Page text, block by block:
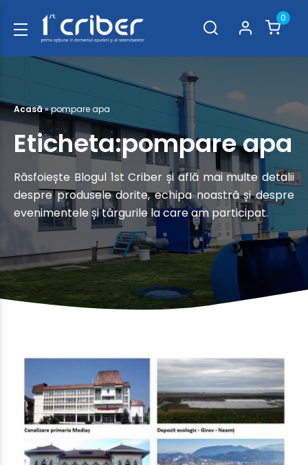
0
Acasă»pompare apa
Eticheta:pompare apa
Răsfoiește Blogul 1st Criber și află mai multe detalii
despre produsele dorite, echipa noastră și despre
evenimentele și târgurile la care am participat.